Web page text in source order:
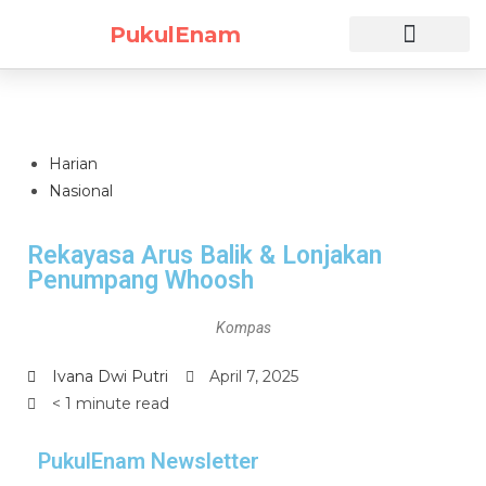
PukulEnam
Harian
Nasional
Rekayasa Arus Balik & Lonjakan
Penumpang Whoosh
Kompas
Ivana Dwi Putri
April 7, 2025
< 1 minute read
PukulEnam Newsletter